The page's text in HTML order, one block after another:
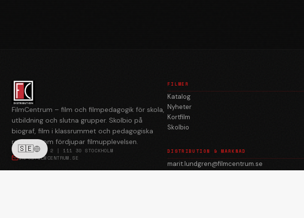
FilmCentrum – film och filmpedagogik för skola,
utbildning och slutna grupper. Skolbio på
biograf, film i klassrummet och pedagogiska
resurser som fördjupar filmupplevelsen.
BREDGRÄND 2 | 111 30 STOCKHOLM
INFO@FILMCENTRUM.SE
FILMER
Katalog
Nyheter
Kortfilm
Skolbio
DISTRIBUTION & MARKNAD
marit.lundgren@filmcentrum.se
🇸🇪